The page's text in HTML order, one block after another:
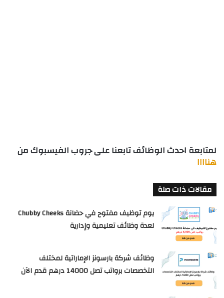
لمتابعة احدث الوظائف تابعنا على جروب الفيسبوك من
هناااا
مقالات ذات صلة
يوم توظيف مفتوح في حضانة Chubby Cheeks
لعدة وظائف تعليمية وإدارية
وظائف شركة بارسونز الإماراتية لمختلف
التخصصات برواتب تصل 14000 درهم قدم الآن